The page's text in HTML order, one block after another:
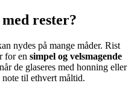
rester?
nydes på mange måder. Rist
for en simpel og velsmagende
de glaseres med honning eller
til ethvert måltid.